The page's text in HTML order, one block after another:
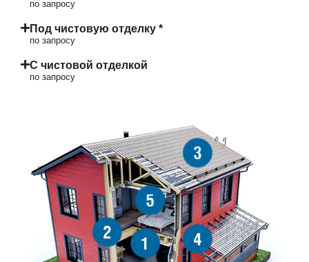
по запросу
Под чистовую отделку *
по запросу
С чистовой отделкой
по запросу
1
2
3
4
5